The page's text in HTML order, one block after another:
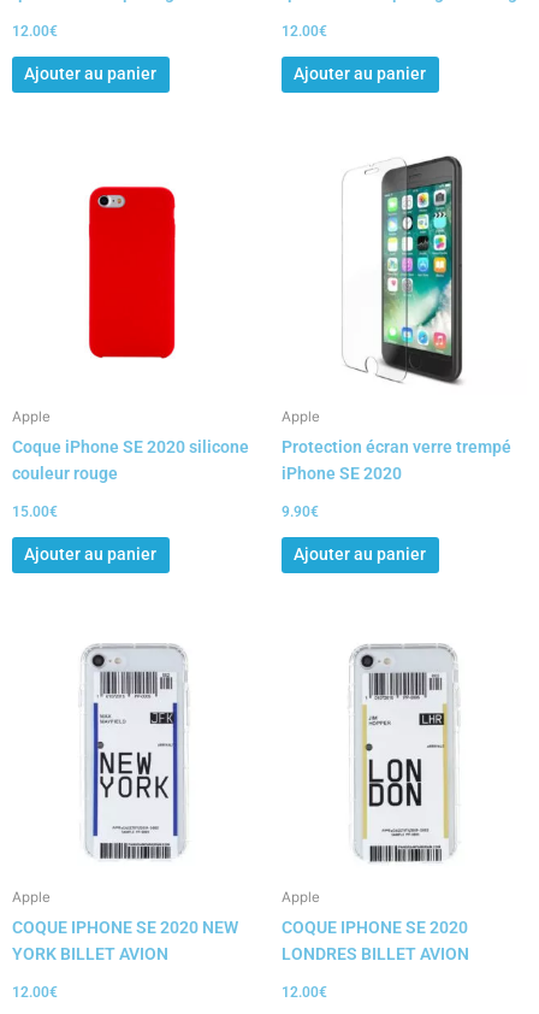
12.00€
Ajouter au panier
12.00€
Ajouter au panier
Apple
Coque iPhone SE 2020 silicone
couleur rouge
15.00€
Ajouter au panier
Apple
Protection écran verre trempé
iPhone SE 2020
9.90€
Ajouter au panier
Apple
COQUE IPHONE SE 2020 NEW
YORK BILLET AVION
12.00€
Apple
COQUE IPHONE SE 2020
LONDRES BILLET AVION
12.00€